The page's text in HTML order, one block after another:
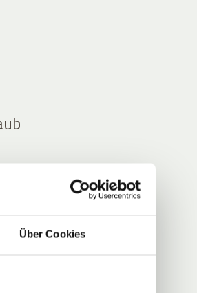
Über Cookies